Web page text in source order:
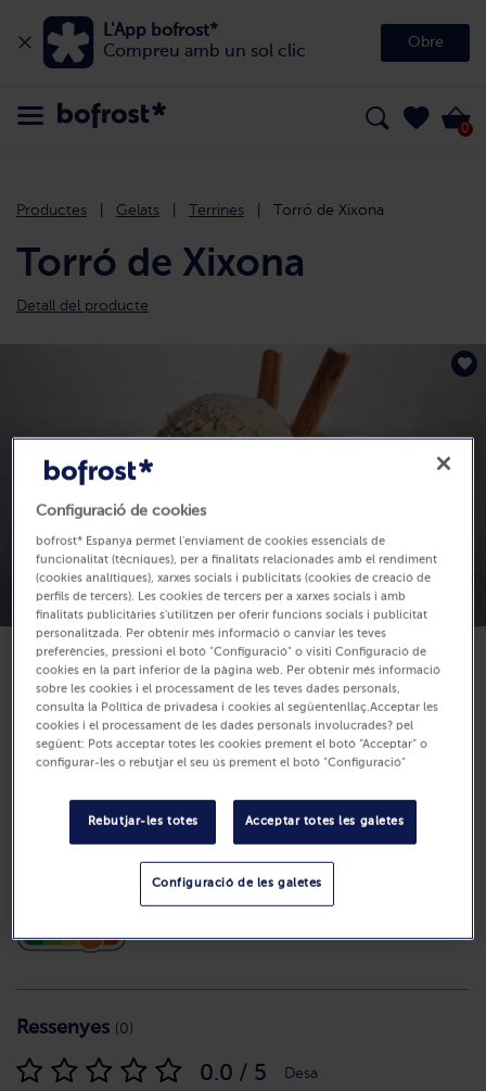
L'App bofrost*
Compreu amb un sol clic
Obre
0
Productes Gelats Terrines Torró de Xixona
Torró de Xixona
Detall del producte
Disponible
14,99 €
1500ml (Preu per L 9.99 €)
Compra
Ressenyes (0)
0.0 / 5 Desa
Configuració de cookies
bofrost* Espanya permet l'enviament de cookies essencials de
funcionalitat (tècniques), per a finalitats relacionades amb el rendiment
(cookies analítiques), xarxes socials i publicitats (cookies de creació de
perfils de tercers). Les cookies de tercers per a xarxes socials i amb
finalitats publicitàries s'utilitzen per oferir funcions socials i publicitat
personalitzada. Per obtenir més informació o canviar les teves
preferències, pressioni el botó "Configuració" o visiti Configuració de
cookies en la part inferior de la pàgina web. Per obtenir més informació
sobre les cookies i el processament de les teves dades personals,
consulta la Política de privadesa i cookies al següentenllaç.Acceptar les
cookies i el processament de les dades personals involucrades? pel
següent: Pots acceptar totes les cookies prement el botó “Acceptar” o
configurar-les o rebutjar el seu ús prement el botó "Configuració"
Rebutjar-les totes Acceptar totes les galetes
Configuració de les galetes